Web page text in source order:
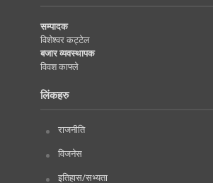
सम्पादक
विशेश्वर कट्टेल
बजार व्यवस्थापक
विवश काफ्ले
लिंकहरु
राजनीति
विजनेस
इतिहास/सभ्यता